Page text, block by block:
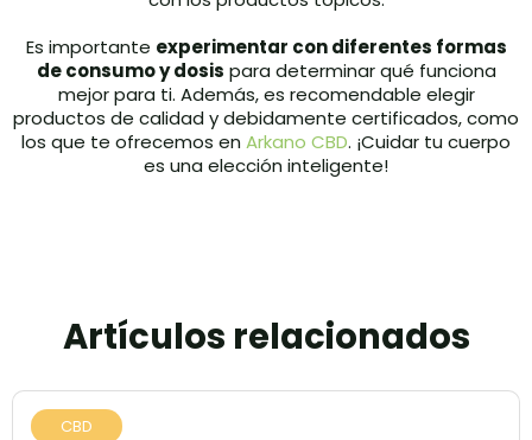
Es importante experimentar con diferentes formas
de consumo y dosis para determinar qué funciona
mejor para ti. Además, es recomendable elegir
productos de calidad y debidamente certificados, como
los que te ofrecemos en Arkano CBD. ¡Cuidar tu cuerpo
es una elección inteligente!
Artículos relacionados
CBD